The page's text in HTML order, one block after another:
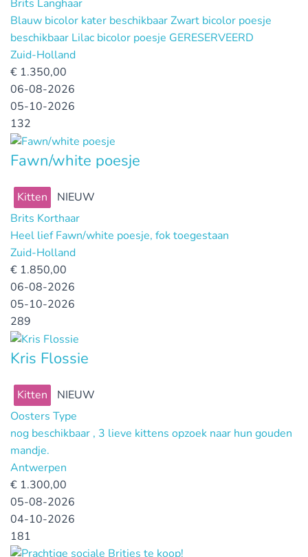
Brits Langhaar
Blauw bicolor kater beschikbaar Zwart bicolor poesje
beschikbaar Lilac bicolor poesje GERESERVEERD
Zuid-Holland
€ 1.350,00
06-08-2026
05-10-2026
132
Fawn/white poesje
Kitten
NIEUW
Brits Korthaar
Heel lief Fawn/white poesje, fok toegestaan
Zuid-Holland
€ 1.850,00
06-08-2026
05-10-2026
289
Kris Flossie
Kitten
NIEUW
Oosters Type
nog beschikbaar , 3 lieve kittens opzoek naar hun gouden
mandje.
Antwerpen
€ 1.300,00
05-08-2026
04-10-2026
181